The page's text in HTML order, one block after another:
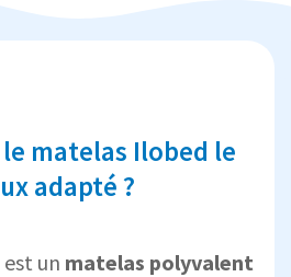
matelas Ilobed le
adapté ?
un matelas polyvalent